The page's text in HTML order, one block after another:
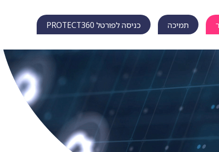
תמיכה כניסה לפורטל PROTECT360